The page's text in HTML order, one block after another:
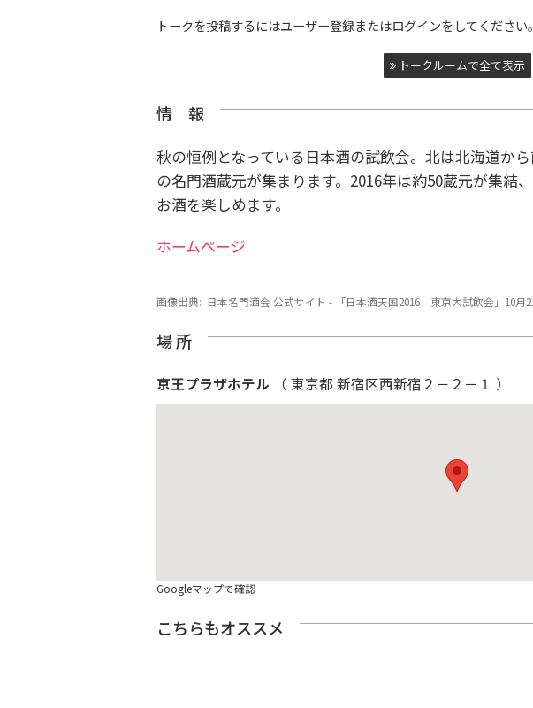
トークを投稿するにはユーザー登録またはログインをしてください。
トークルームで全て表示
情 報
秋の恒例となっている日本酒の試飲会。北は北海道か
の名門酒蔵元が集まります。2016年は約50蔵元が集結
お酒を楽しめます。
ホームページ
画像出典: 日本名門酒会 公式サイト - 「日本酒天国2016 東京大試飲会」10月
場 所
京王プラザホテル （ 東京都 新宿区西新宿２－２－１ ）
Googleマップで確認
こちらもオススメ